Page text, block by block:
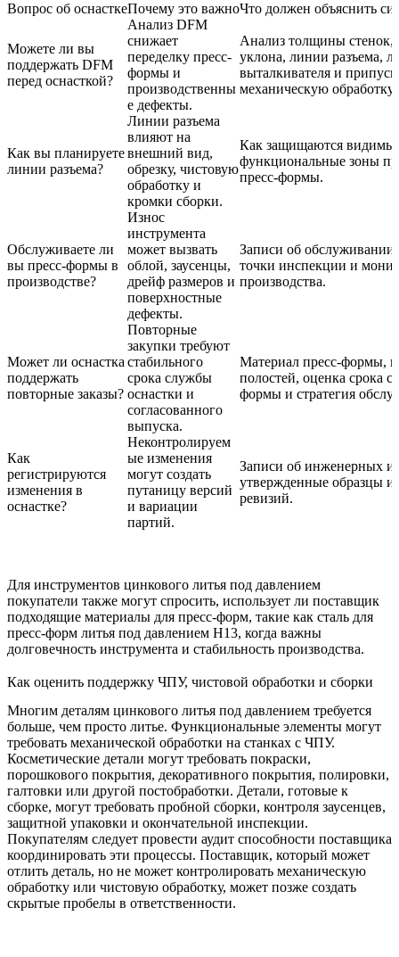
Вопрос об оснасткеПочему это важноЧто должен объяснить
Можете ли вы
поддержать DFM
перед оснасткой?
Анализ DFM
снижает
переделку пресс-
формы и
производственны
е дефекты.
Анализ толщины стенок,
уклона, линии разъема,
выталкивателя и
механическую обработку.
Как вы планируете
линии разъема?
Линии разъема
влияют на
внешний вид,
обрезку, чистовую
обработку и
кромки сборки.
Как защищаются
функциональные зоны
пресс-формы.
Обслуживаете ли
вы пресс-формы в
производстве?
Износ
инструмента
может вызвать
облой, заусенцы,
дрейф размеров и
поверхностные
дефекты.
Записи об
точки инспекции и
производства.
Может ли оснастка
поддержать
повторные заказы?
Повторные
закупки требуют
стабильного
срока службы
оснастки и
согласованного
выпуска.
Материал пресс-формы,
полостей, оценка срока
формы и стратегия
Как
регистрируются
изменения в
оснастке?
Неконтролируем
ые изменения
могут создать
путаницу версий
и вариации
партий.
Записи об инженерных
утвержденные образцы и
ревизий.
Для инструментов цинкового литья под давлением
покупатели также могут спросить, использует ли поставщик
подходящие материалы для пресс-форм, такие как сталь для
пресс-форм литья под давлением H13, когда важны
долговечность инструмента и стабильность производства.
Как оценить поддержку ЧПУ, чистовой обработки и сборки
Многим деталям цинкового литья под давлением требуется
больше, чем просто литье. Функциональные элементы могут
требовать механической обработки на станках с ЧПУ.
Косметические детали могут требовать покраски,
порошкового покрытия, декоративного покрытия, полировки,
галтовки или другой постобработки. Детали, готовые к
сборке, могут требовать пробной сборки, контроля заусенцев,
защитной упаковки и окончательной инспекции.
Покупателям следует провести аудит способности поставщика
координировать эти процессы. Поставщик, который может
отлить деталь, но не может контролировать механическую
обработку или чистовую обработку, может позже создать
скрытые пробелы в ответственности.